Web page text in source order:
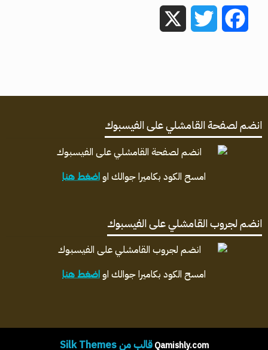
Facebook
Twitter
انضم لصفحة القامشلي على الفيسبوك
امسح الكود بكاميرا جوالك اواضغط هنا
انضم لجروب القامشلي على الفيسبوك
امسح الكود بكاميرا جوالك اواضغط هنا
Qamishly.com قالب من Silk Themes